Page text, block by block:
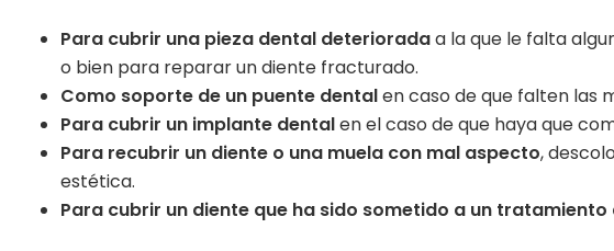
Para cubrir una pieza dental deterioradaa la que le falta
o bien para reparar un diente fracturado.
Como soporte de un puente dentalen caso de que falten las
Para cubrir un implante dentalen el caso de que haya que
Para recubrir un diente o una muela con mal aspecto,
estética.
Para cubrir un diente que ha sido sometido a un